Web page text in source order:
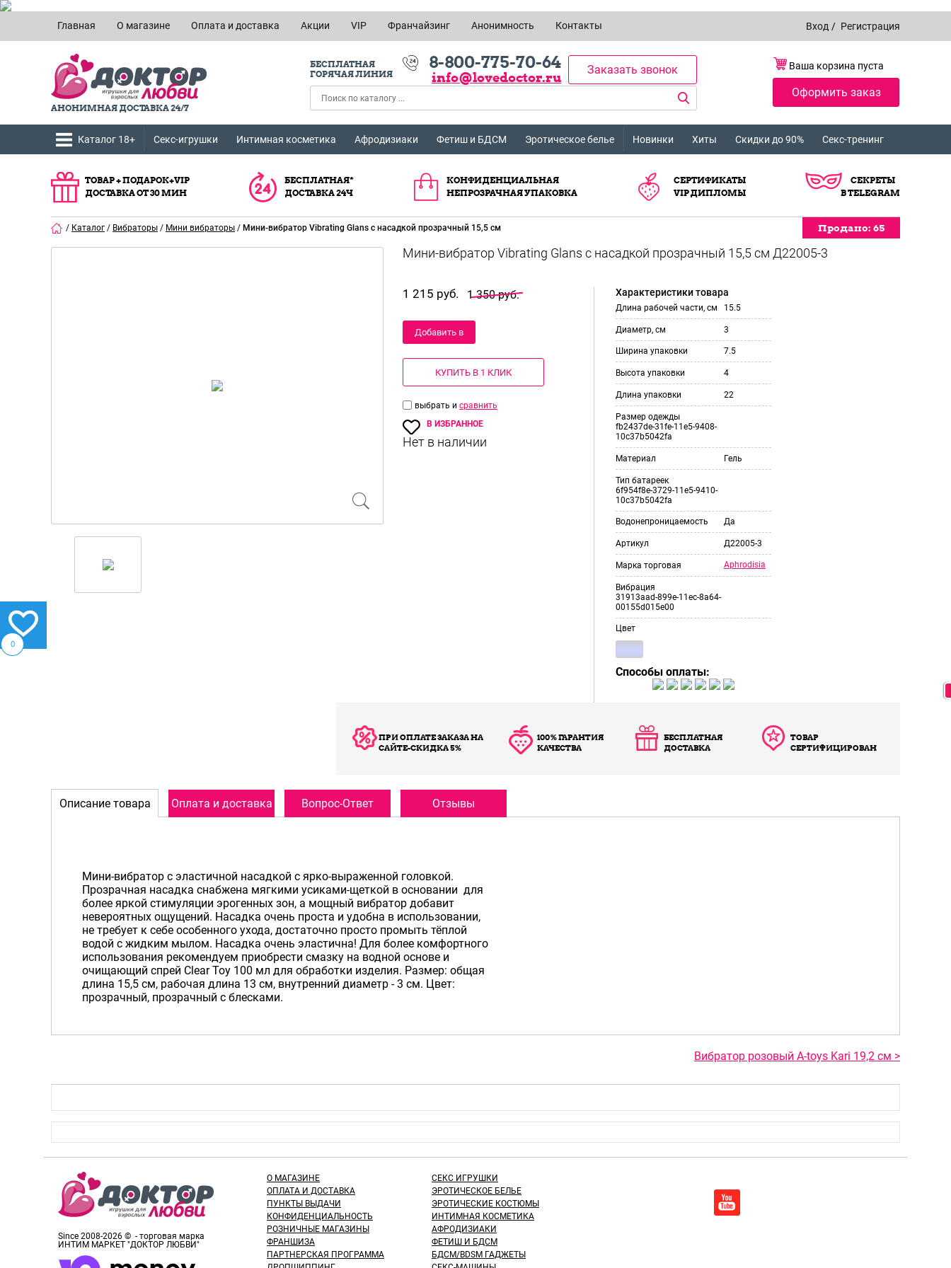
Главная О магазине Оплата и доставка Акции VIP Франчайзинг Анонимность Контакты Вход / Регистрация
АНОНИМНАЯ ДОСТАВКА 24/7
БЕСПЛАТНАЯ
ГОРЯЧАЯ ЛИНИЯ
8-800-775-70-64
info@lovedoctor.ru
Заказать звонок Ваша корзина пуста
Оформить заказ
Каталог 18+ Секс-игрушки Интимная косметика Афродизиаки Фетиш и БДСМ Эротическое белье Новинки Хиты Скидки до 90% Секс-тренинг
ТОВАР + ПОДАРОК+VIP
ДОСТАВКА ОТ 30 МИН
БЕСПЛАТНАЯ*
ДОСТАВКА 24Ч
КОНФИДЕНЦИАЛЬНАЯ
НЕПРОЗРАЧНАЯ УПАКОВКА
СЕРТИФИКАТЫ
VIP ДИПЛОМЫ
СЕКРЕТЫ
В TELEGRAM
/ Каталог / Вибраторы / Мини вибраторы / Мини-вибратор Vibrating Glans с насадкой прозрачный 15,5 см Продано: 65
1 215 руб. 1 350 руб.
Добавить в
корзину
КУПИТЬ В 1 КЛИК
выбрать и сравнить
В ИЗБРАННОЕ
Характеристики товара
Длина рабочей части, см 15.5
Диаметр, см 3
Ширина упаковки 7.5
Высота упаковки 4
Длина упаковки 22
Размер одежды
fb2437de-31fe-11e5-9408-
10c37b5042fa
Материал Гель
Тип батареек
6f954f8e-3729-11e5-9410-
10c37b5042fa
Водонепроницаемость Да
Артикул Д22005-3
Марка торговая Aphrodisia
Вибрация
31913aad-899e-11ec-8a64-
00155d015e00
Цвет
Способы оплаты:
ПРИ ОПЛАТЕ ЗАКАЗА НА
САЙТЕ-СКИДКА 5%
100% ГАРАНТИЯ
КАЧЕСТВА
БЕСПЛАТНАЯ
ДОСТАВКА
ТОВАР
СЕРТИФИЦИРОВАН
Описание товара Оплата и доставка Вопрос-Ответ Отзывы
Мини-вибратор с эластичной насадкой c ярко-выраженной головкой.
Прозрачная насадка снабжена мягкими усиками-щеткой в основании для
более яркой стимуляции эрогенных зон, а мощный вибратор добавит
невероятных ощущений. Насадка очень проста и удобна в использовании,
не требует к себе особенного ухода, достаточно просто промыть тёплой
водой с жидким мылом. Насадка очень эластична! Для более комфортного
использования рекомендуем приобрести смазку на водной основе и
очищающий спрей Clear Toy 100 мл для обработки изделия. Размер: общая
длина 15,5 см, рабочая длина 13 см, внутренний диаметр - 3 см. Цвет:
прозрачный, прозрачный с блесками.
Вибратор розовый A-toys Kari 19,2 см >
Since 2008-2026 © - торговая марка
ИНТИМ МАРКЕТ "ДОКТОР ЛЮБВИ"
О МАГАЗИНЕ
ОПЛАТА И ДОСТАВКА
ПУНКТЫ ВЫДАЧИ
КОНФИДЕНЦИАЛЬНОСТЬ
РОЗНИЧНЫЕ МАГАЗИНЫ
ФРАНШИЗА
ПАРТНЕРСКАЯ ПРОГРАММА
СЕКС ИГРУШКИ
ЭРОТИЧЕСКОЕ БЕЛЬЕ
ЭРОТИЧЕСКИЕ КОСТЮМЫ
ИНТИМНАЯ КОСМЕТИКА
АФРОДИЗИАКИ
ФЕТИШ И БДСМ
БДСМ/BDSM ГАДЖЕТЫ
0